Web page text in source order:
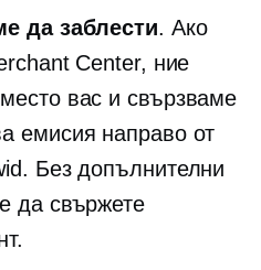
да заблести. Ако
Center, ние
вас и свързваме
емисия направо от
Без допълнителни
да свържете